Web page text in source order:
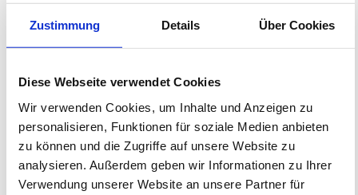
Zustimmung Details Über Cookies
Diese Webseite verwendet Cookies
Wir verwenden Cookies, um Inhalte und Anzeigen zu
personalisieren, Funktionen für soziale Medien anbieten
zu können und die Zugriffe auf unsere Website zu
analysieren. Außerdem geben wir Informationen zu Ihrer
Verwendung unserer Website an unsere Partner für